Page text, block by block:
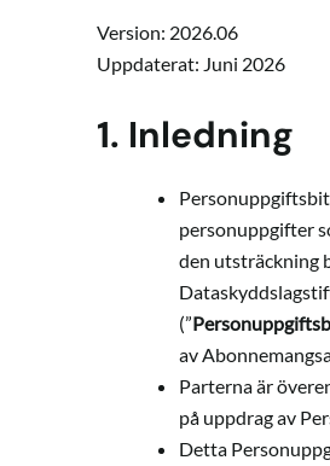
Version: 2026.06
Uppdaterat: Juni 2026
1. Inledning
personuppgifter
den utsträckning
(”
av
Parterna är
på uppdrag av
Detta